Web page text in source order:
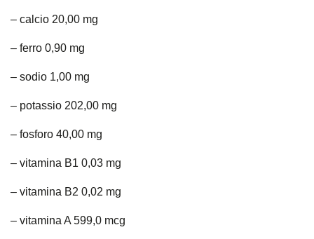
– calcio 20,00 mg
– ferro 0,90 mg
– sodio 1,00 mg
– potassio 202,00 mg
– fosforo 40,00 mg
– vitamina B1 0,03 mg
– vitamina B2 0,02 mg
– vitamina A 599,0 mcg